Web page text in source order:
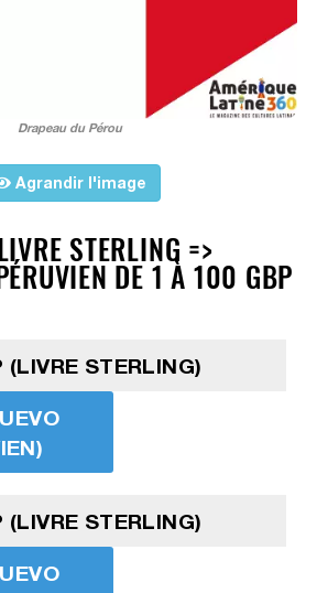
Drapeau du Pérou
Agrandir l'image
STERLING =>
DE 1 À 100 GBP
(LIVRE STERLING)
(LIVRE STERLING)